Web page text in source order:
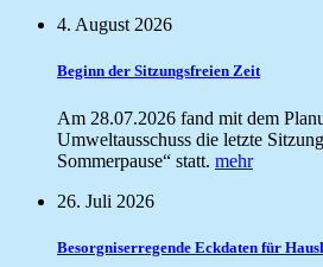
4. August 2026
Beginn der Sitzungsfreien Zeit
Am 28.07.2026 fand mit dem
Umweltausschuss die letzte
Sommerpause“ statt. mehr
26. Juli 2026
Besorgniserregende Eckdaten für